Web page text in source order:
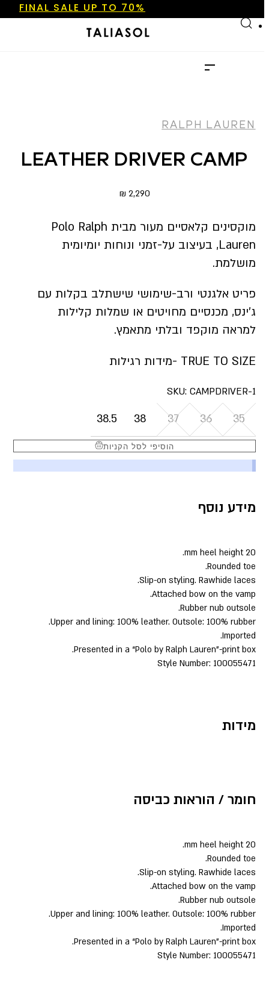
Skip to main content
FINAL SALE UP TO 70%
SHOP NOW
FINAL SALE UP TO 70%
RALPH LAUREN
LEATHER DRIVER CAMP
2,290
₪
מוקסינים קלאסיים מעור מבית Polo Ralph
Lauren, בעיצוב על-זמני ונוחות יומיומית
מושלמת.
פריט אלגנטי ורב-שימושי שישתלב בקלות עם
ג’ינס, מכנסיים מחויטים או שמלות קלילות
למראה מוקפד ובלתי מתאמץ.
TRUE TO SIZE -מידות רגילות
SKU: CAMPDRIVER-1
35
36
37
38
38.5
הוסיפי לסל הקניות
מידע נוסף
20 mm heel height.
Rounded toe.
Slip-on styling. Rawhide laces.
Attached bow on the vamp.
Rubber nub outsole.
Upper and lining: 100% leather. Outsole: 100% rubber.
Imported.
Presented in a “Polo by Ralph Lauren”-print box.
Style Number: 100055471
מידות
חומר / הוראות כביסה
20 mm heel height.
Rounded toe.
Slip-on styling. Rawhide laces.
Attached bow on the vamp.
Rubber nub outsole.
Upper and lining: 100% leather. Outsole: 100% rubber.
Imported.
Presented in a “Polo by Ralph Lauren”-print box.
Style Number: 100055471